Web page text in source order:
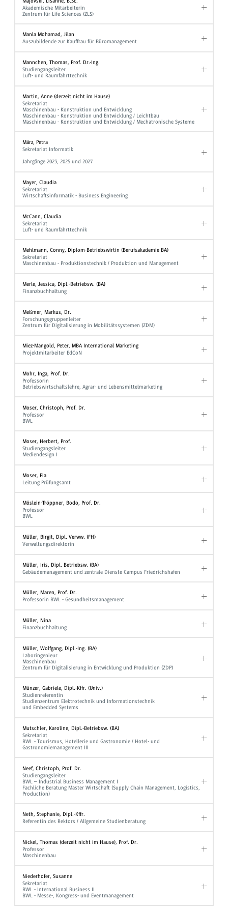
Akademische Mitarbeiterin
Zentrum für Life Sciences (ZLS)
Manla Mohamad, Jilan
Auszubildende zur Kauffrau für Büromanagement
Mannchen, Thomas, Prof. Dr.-Ing.
Studiengangsleiter
Luft- und Raumfahrttechnik
Martin, Anne (derzeit nicht im Hause)
Sekretariat
Maschinenbau - Konstruktion und Entwicklung
Maschinenbau - Konstruktion und Entwicklung / Leichtbau
Maschinenbau - Konstruktion und Entwicklung / Mechatronische Systeme
März, Petra
Sekretariat Informatik
Jahrgänge 2023, 2025 und 2027
Mayer, Claudia
Sekretariat
Wirtschaftsinformatik - Business Engineering
McCann, Claudia
Sekretariat
Luft- und Raumfahrttechnik
Mehlmann, Conny, Diplom-Betriebswirtin (Berufsakademie BA)
Sekretariat
Maschinenbau - Produktionstechnik / Produktion und Management
Merle, Jessica, Dipl.-Betriebsw. (BA)
Finanzbuchhaltung
Meßmer, Markus, Dr.
Forschungsgruppenleiter
Zentrum für Digitalisierung in Mobilitätssystemen (ZDM)
Miez-Mangold, Peter, MBA International Marketing
Projektmitarbeiter EdCoN
Mohr, Inga, Prof. Dr.
Professorin
Betriebswirtschaftslehre, Agrar- und Lebensmittelmarketing
Moser, Christoph, Prof. Dr.
Professor
BWL
Moser, Herbert, Prof.
Studiengangsleiter
Mediendesign I
Moser, Pia
Leitung Prüfungsamt
Möslein-Tröppner, Bodo, Prof. Dr.
Professor
BWL
Müller, Birgit, Dipl. Verww. (FH)
Verwaltungsdirektorin
Müller, Iris, Dipl. Betriebsw. (BA)
Gebäudemanagement und zentrale Dienste Campus Friedrichshafen
Müller, Maren, Prof. Dr.
Professorin BWL - Gesundheitsmanagement
Müller, Nina
Finanzbuchhaltung
Müller, Wolfgang, Dipl.-Ing. (BA)
Laboringenieur
Maschinenbau
Zentrum für Digitalisierung in Entwicklung und Produktion (ZDP)
Münzer, Gabriele, Dipl.-Kffr. (Univ.)
Studienreferentin
Studienzentrum Elektrotechnik und Informationstechnik
und Embedded Systems
Mutschler, Karoline, Dipl.-Betriebsw. (BA)
Sekretariat
BWL - Tourismus, Hotellerie und Gastronomie / Hotel- und
Gastronomiemanagement III
Neef, Christoph, Prof. Dr.
Studiengangsleiter
BWL – Industrial Business Management I
Fachliche Beratung Master Wirtschaft (Supply Chain Management, Logistics,
Production)
Neth, Stephanie, Dipl.-Kffr.
Referentin des Rektors / Allgemeine Studienberatung
Nickel, Thomas (derzeit nicht im Hause), Prof. Dr.
Professor
Maschinenbau
Niederhofer, Susanne
Sekretariat
BWL - International Business II
BWL - Messe-, Kongress- und Eventmanagement